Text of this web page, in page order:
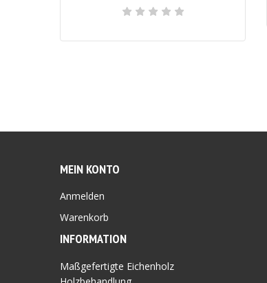
MEIN KONTO
Anmelden
Warenkorb
INFORMATION
Maßgefertigte Eichenholz